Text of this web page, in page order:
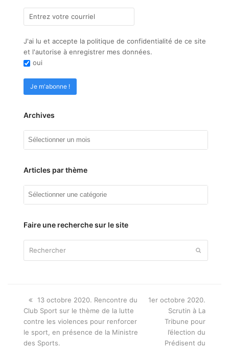
J'ai lu et accepte la politique de confidentialité de ce site
et l'autorise à enregistrer mes données.
oui
Archives
Articles par thème
Articles
Faire une recherche sur le site
Onglet
précédent:
13 octobre 2020. Rencontre du
Club Sport sur le thème de la lutte
contre les violences pour renforcer
le sport, en présence de la Ministre
des Sports.
next
1er octobre 2020.
Scrutin à La
Tribune pour
l’élection du
Prédisent du